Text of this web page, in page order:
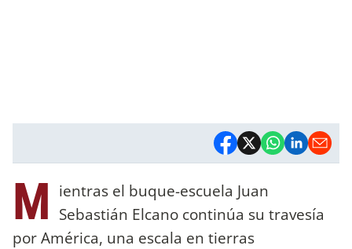
M ientras el buque-escuela Juan
Sebastián Elcano continúa su travesía
por América, una escala en tierras